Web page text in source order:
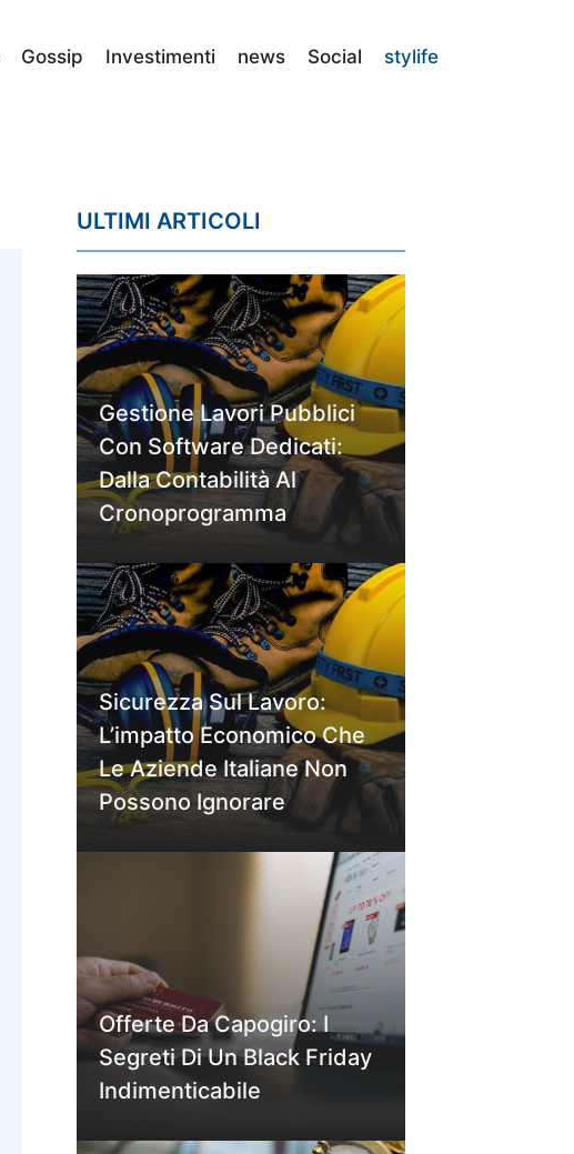
Gossip Investimenti news Social stylife
ULTIMI ARTICOLI
Gestione Lavori Pubblici
Con Software Dedicati:
Dalla Contabilità Al
Cronoprogramma
Sicurezza Sul Lavoro:
L’impatto Economico Che
Le Aziende Italiane Non
Possono Ignorare
Offerte Da Capogiro: I
Segreti Di Un Black Friday
Indimenticabile